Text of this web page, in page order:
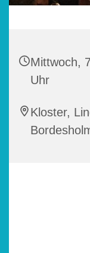
Mittwoch,
Uhr
Kloster,